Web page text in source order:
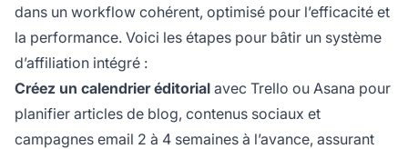
dans un workflow cohérent, optimisé pour l’efficacité et
la performance. Voici les étapes pour bâtir un système
d’affiliation intégré :
Créez un calendrier éditorial avec Trello ou Asana pour
planifier articles de blog, contenus sociaux et
campagnes email 2 à 4 semaines à l’avance, assurant